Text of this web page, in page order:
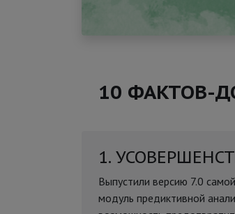
10 ФАКТОВ-
1.
Выпустили версию 7.0
модуль предиктивной